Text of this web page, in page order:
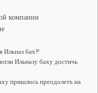
компании
Ильназ бах?
Ильназу баху достичь
пришлось преодолеть на